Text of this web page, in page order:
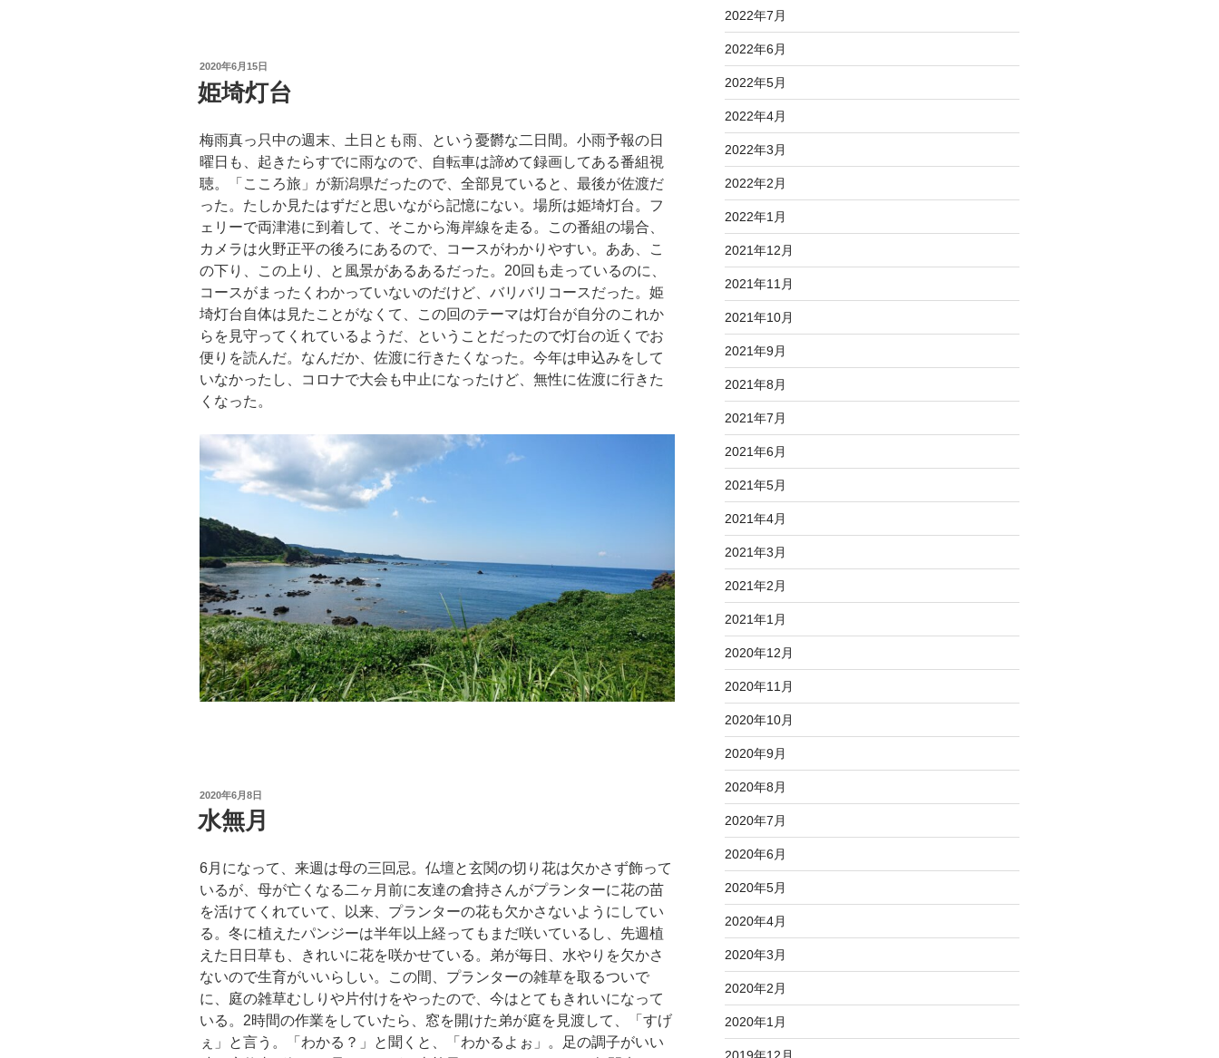
投
稿
日:
2020年6月15日
姫埼灯台
梅雨真っ只中の週末、土日とも雨、という憂欝な二日間。小雨予報の日
曜日も、起きたらすでに雨なので、自転車は諦めて録画してある番組視
聴。「こころ旅」が新潟県だったので、全部見ていると、最後が佐渡だ
った。たしか見たはずだと思いながら記憶にない。場所は姫埼灯台。フ
ェリーで両津港に到着して、そこから海岸線を走る。この番組の場合、
カメラは火野正平の後ろにあるので、コースがわかりやすい。ああ、こ
の下り、この上り、と風景があるあるだった。20回も走っているのに、
コースがまったくわかっていないのだけど、バリバリコースだった。姫
埼灯台自体は見たことがなくて、この回のテーマは灯台が自分のこれか
らを見守ってくれているようだ、ということだったので灯台の近くでお
便りを読んだ。なんだか、佐渡に行きたくなった。今年は申込みをして
いなかったし、コロナで大会も中止になったけど、無性に佐渡に行きた
くなった。
投
日:
2020年6月8日
水無月
6月になって、来週は母の三回忌。仏壇と玄関の切り花は欠かさず飾って
いるが、母が亡くなる二ヶ月前に友達の倉持さんがプランターに花の苗
を活けてくれていて、以来、プランターの花も欠かさないようにしてい
る。冬に植えたパンジーは半年以上経ってもまだ咲いているし、先週植
えた日日草も、きれいに花を咲かせている。弟が毎日、水やりを欠かさ
ないので生育がいいらしい。この間、プランターの雑草を取るついで
に、庭の雑草むしりや片付けをやったので、今はとてもきれいになって
いる。2時間の作業をしていたら、窓を開けた弟が庭を見渡して、「すげ
ぇ」と言う。「わかる？」と聞くと、「わかるよぉ」。足の調子がいい
2022年7月
2022年6月
2022年5月
2022年4月
2022年3月
2022年2月
2022年1月
2021年12月
2021年11月
2021年10月
2021年9月
2021年8月
2021年7月
2021年6月
2021年5月
2021年4月
2021年3月
2021年2月
2021年1月
2020年12月
2020年11月
2020年10月
2020年9月
2020年8月
2020年7月
2020年6月
2020年5月
2020年4月
2020年3月
2020年2月
2020年1月